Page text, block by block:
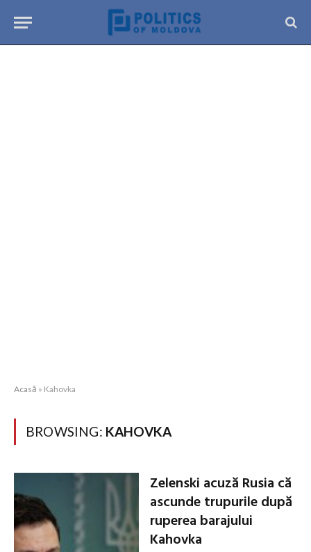
Acasă » Kahovka
BROWSING: KAHOVKA
Zelenski acuză Rusia că
ascunde trupurile după
ruperea barajului
Kahovka